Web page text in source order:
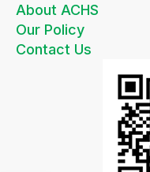
About ACHS
Our Policy
Contact Us